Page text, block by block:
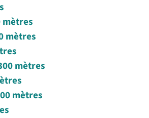
mètres
mètres
mètres
mètres